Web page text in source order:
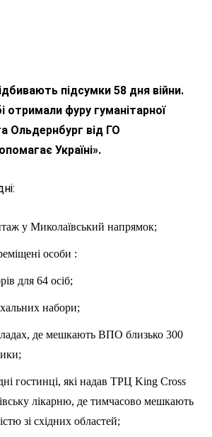
підсумки 58 дня війни.
отримали фуру гуманітарної
Ольдернбург від ГО
Україні».
у Миколаївський напрямок;
особи :
для 64 осіб;
набори;
де мешкають ВПО близько 300
гостинці, які надав ТРЦ King Cross
лікарню, де тимчасово мешкають
зі східних областей;